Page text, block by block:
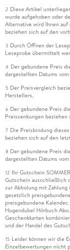
2 Diese Artikel
wurde aufgehoben oder
Alternative wird Ihnen
beziehen sich auf den
3 Durch Öffnen der
Leseprobe übermittelt
4 Der gebundene Preis
dargestellten Datums
5 Der Preisvergleich
Herstellers.
6 Der gebundene Preis
Preissenkungen
7 Die Preisbindung
beziehen sich auf den
8 Der gebundene Preis
dargestellten Datums
12 Ihr Gutschein
Gutschein ausschließlich
zur Abholung mit
gesetzlich
preisgebundene
Hugendubel Hörbuch
Geschenkkarten
und der Handel des
15 Leider können wir die
Einzelbewertungen nicht